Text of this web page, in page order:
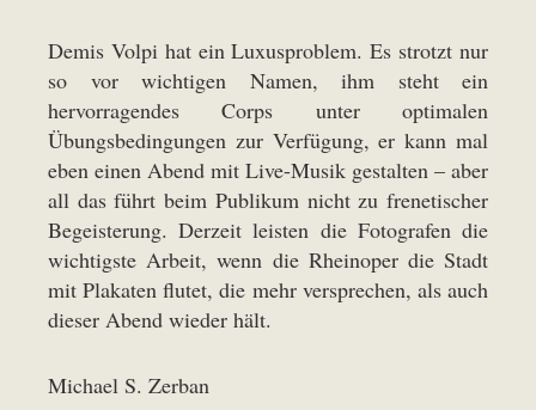
Demis Volpi hat ein Luxusproblem. Es strotzt nur
so vor wichtigen Namen, ihm steht ein
hervorragendes Corps unter optimalen
Übungsbedingungen zur Verfügung, er kann mal
eben einen Abend mit Live-Musik gestalten – aber
all das führt beim Publikum nicht zu frenetischer
Begeisterung. Derzeit leisten die Fotografen die
wichtigste Arbeit, wenn die Rheinoper die Stadt
mit Plakaten flutet, die mehr versprechen, als auch
dieser Abend wieder hält.
Michael S. Zerban